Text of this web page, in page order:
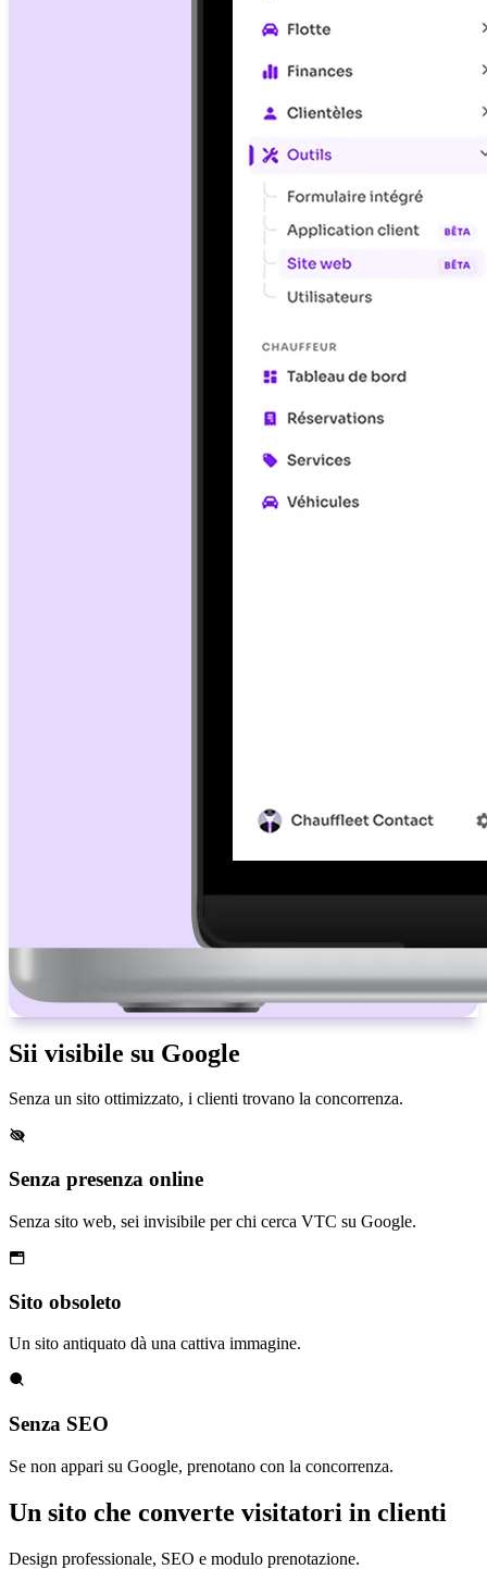
Integra Chauffleet nei tuoi strumenti
Sii visibile su Google
Senza un sito ottimizzato, i clienti trovano la concorrenza.
Senza presenza online
Senza sito web, sei invisibile per chi cerca VTC su Google.
Sito obsoleto
Un sito antiquato dà una cattiva immagine.
Senza SEO
Se non appari su Google, prenotano con la concorrenza.
Un sito che converte visitatori in clienti
Design professionale, SEO e modulo prenotazione.